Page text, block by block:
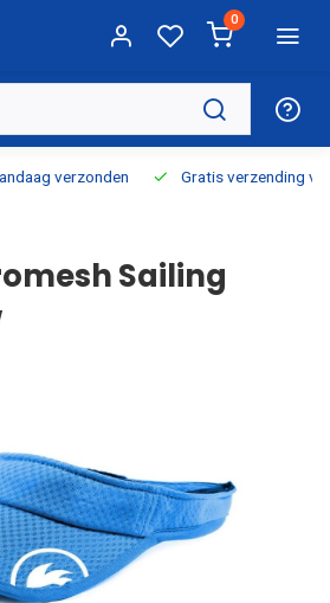
0
verzonden Gratis verzending
Sailing